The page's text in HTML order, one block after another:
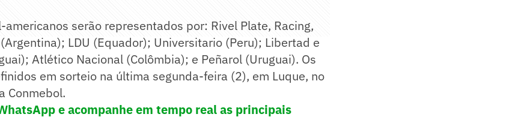
americanos serão representados por: Rivel Plate, Racing,
LDU (Equador); Universitario (Peru); Libertad e
Atlético Nacional (Colômbia); e Peñarol (Uruguai). Os
em sorteio na última segunda-feira (2), em Luque, no
Conmebol.
e acompanhe em tempo real as principais